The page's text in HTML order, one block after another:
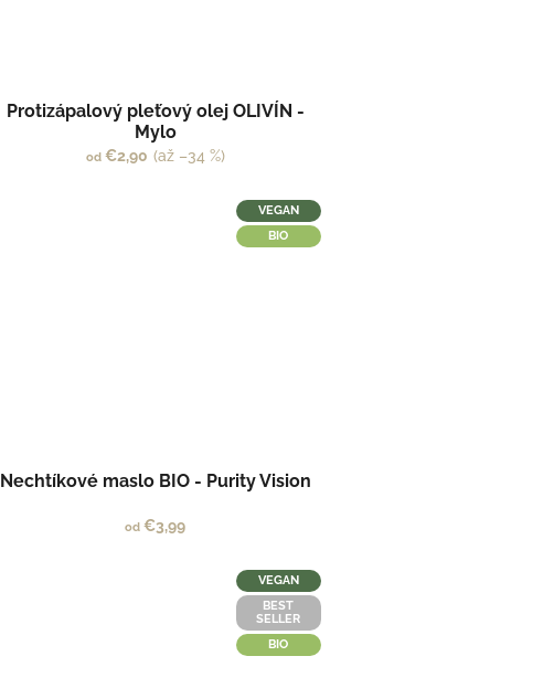
Protizápalový pleťový olej OLIVÍN -
Mylo
od€2,90 (až –34 %)
VEGAN
BIO
Nechtíkové maslo BIO - Purity Vision
od €3,99
VEGAN
BEST
SELLER
BIO